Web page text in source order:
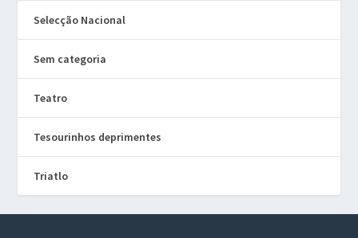
Selecção Nacional
Sem categoria
Teatro
Tesourinhos deprimentes
Triatlo